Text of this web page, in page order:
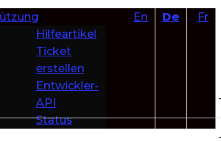
Hilfeartikel
Ticket
erstellen
Entwickler-
API
Status
Fr
En De